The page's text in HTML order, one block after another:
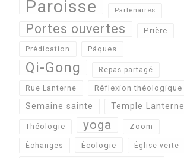
Paroisse Partenaires
Portes ouvertes Prière
Prédication Pâques
Qi-Gong Repas partagé
Rue Lanterne Réflexion théologique
Semaine sainte Temple Lanterne
Théologie yoga Zoom
Échanges Écologie Église verte